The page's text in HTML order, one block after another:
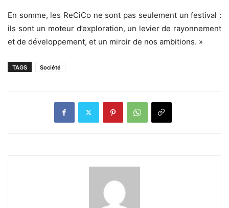
En somme, les ReCiCo ne sont pas seulement un festival :
ils sont un moteur d’exploration, un levier de rayonnement
et de développement, et un miroir de nos ambitions. »
TAGS Société